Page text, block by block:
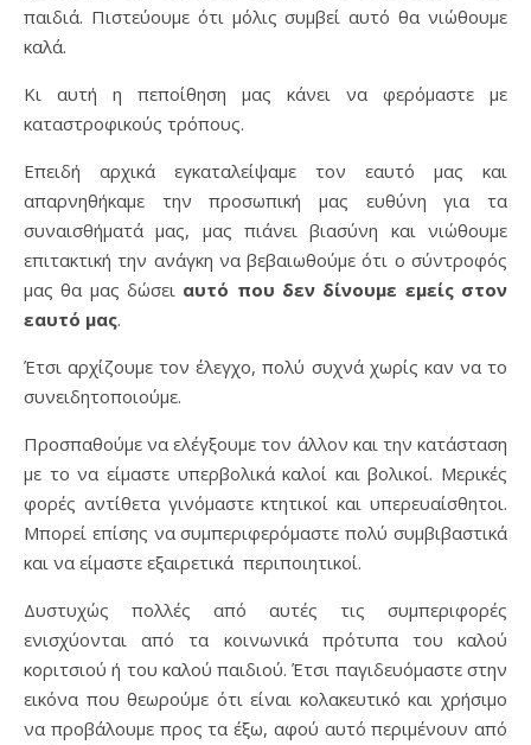
παιδιά. Πιστεύουμε ότι μόλις συμβεί αυτό θα νιώθουμε
καλά.
Κι αυτή η πεποίθηση μας κάνει να φερόμαστε με
καταστροφικούς τρόπους.
Επειδή αρχικά εγκαταλείψαμε τον εαυτό μας και
απαρνηθήκαμε την προσωπική μας ευθύνη για τα
συναισθήματά μας, μας πιάνει βιασύνη και νιώθουμε
επιτακτική την ανάγκη να βεβαιωθούμε ότι ο σύντροφός
μας θα μας δώσει αυτό που δεν δίνουμε εμείς στον
εαυτό μας.
Έτσι αρχίζουμε τον έλεγχο, πολύ συχνά χωρίς καν να το
συνειδητοποιούμε.
Προσπαθούμε να ελέγξουμε τον άλλον και την κατάσταση
με το να είμαστε υπερβολικά καλοί και βολικοί. Μερικές
φορές αντίθετα γινόμαστε κτητικοί και υπερευαίσθητοι.
Μπορεί επίσης να συμπεριφερόμαστε πολύ συμβιβαστικά
και να είμαστε εξαιρετικά περιποιητικοί.
Δυστυχώς πολλές από αυτές τις συμπεριφορές
ενισχύονται από τα κοινωνικά πρότυπα του καλού
κοριτσιού ή του καλού παιδιού. Έτσι παγιδευόμαστε στην
εικόνα που θεωρούμε ότι είναι κολακευτικό και χρήσιμο
να προβάλουμε προς τα έξω, αφού αυτό περιμένουν από